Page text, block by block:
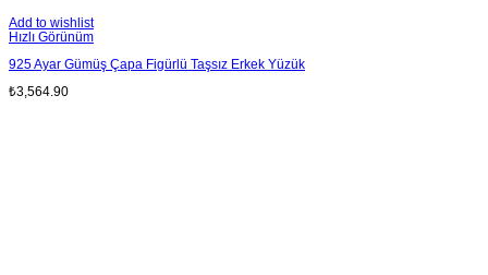
Add to wishlist
Hızlı Görünüm
925 Ayar Gümüş Çapa Figürlü Taşsız Erkek Yüzük
₺3,564.90